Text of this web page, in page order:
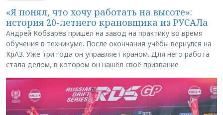
«Я понял, что хочу работать на высоте»:
история 20-летнего крановщика из РУСАЛа
Андрей Кобзарев пришёл на завод на практику во время
обучения в техникуме. После окончания учёбы вернулся на
КрАЗ. Уже три года он управляет краном. Для него работа
стала делом, в котором он нашёл своё призвание